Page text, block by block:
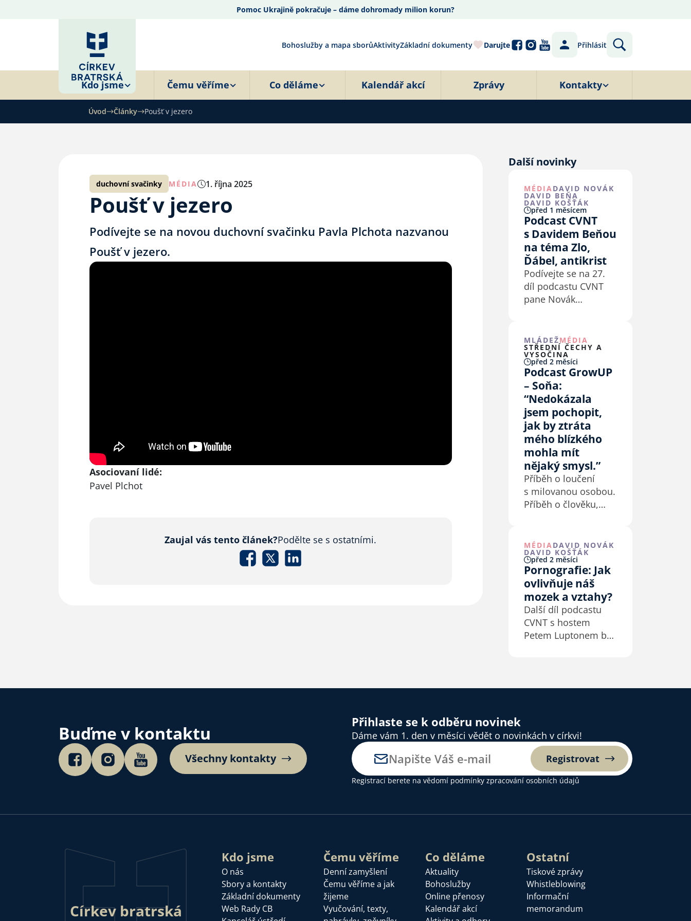
Pomoc Ukrajině pokračuje – dáme dohromady milion korun?
Bohoslužby a mapa sborůAktivityZákladní dokumenty Darujte Přihlásit
Kdo jsme Čemu věříme Co děláme Kalendář akcí Zprávy Kontakty
Úvod Články Poušť v jezero
duchovní svačinky MÉDIA 1. října 2025
Poušť v jezero
Podívejte se na novou duchovní svačinku Pavla Plchota nazvanou
Poušť v jezero.
Asociovaní lidé:
Pavel Plchot
Zaujal vás tento článek?Podělte se s ostatními.
Další novinky
MÉDIADAVID NOVÁK
DAVID BEŇA
DAVID KOŠŤÁK
před 1 měsícem
Podcast CVNT
s Davidem Beňou
na téma Zlo,
Ďábel, antikrist
Podívejte se na 27.
díl podcastu CVNT
pane Novák
MLÁDEŽMÉDIA
STŘEDNÍ ČECHY A
VYSOČINA
před 2 měsíci
Podcast GrowUP
– Soňa:
“Nedokázala
jsem pochopit,
jak by ztráta
mého blízkého
mohla mít
nějaký smysl.”
Příběh o loučení
s milovanou osobou.
Příběh o člověku,
sám se sebou.
Příběh o Bohu, pro
kterého je smrt
pouze nový začátek.
MÉDIADAVID NOVÁK
DAVID KOŠŤÁK
před 2 měsíci
Pornografie: Jak
ovlivňuje náš
mozek a vztahy?
Další díl podcastu
CVNT s hostem
Petem Luptonem byl
Buďme v kontaktu
Všechny kontakty
Přihlaste se k odběru novinek
Dáme vám 1. den v měsíci vědět o novinkách v církvi!
Registrovat
Registrací berete na vědomí podmínky zpracování osobních údajů
Církev bratrská
Kdo jsme
O nás
Sbory a kontakty
Základní dokumenty
Web Rady CB
Čemu věříme
Denní zamyšlení
Čemu věříme a jak
žijeme
Vyučování, texty,
Co děláme
Aktuality
Bohoslužby
Online přenosy
Kalendář akcí
Ostatní
Tiskové zprávy
Whistleblowing
Informační
memorandum